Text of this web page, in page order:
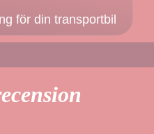
för din transportbil